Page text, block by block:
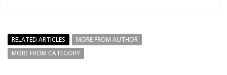
RELATED ARTICLES
MORE FROM AUTHOR
MORE FROM CATEGORY